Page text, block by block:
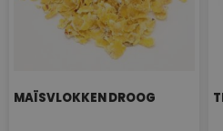
MAÏSVLOKKEN DROOG